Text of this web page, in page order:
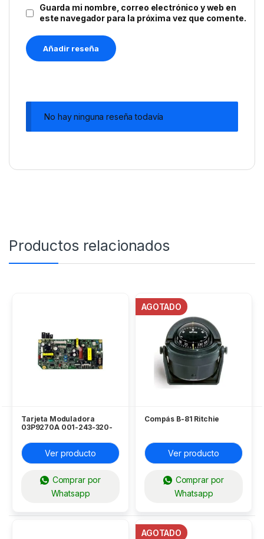
Guarda mi nombre, correo electrónico y web en
este navegador para la próxima vez que comente.
No hay ninguna reseña todavía
Productos relacionados
Tarjeta Moduladora
03P9270A 001-243-320-
Ver producto
Comprar por
Whatsapp
AGOTADO
Compás B-81 Ritchie
Ver producto
Comprar por
Whatsapp
AGOTADO